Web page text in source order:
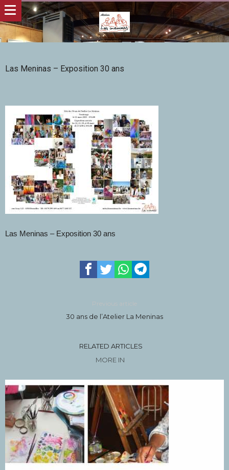
Las Meninas – Exposition 30 ans
Las Meninas – Exposition 30 ans
Previous article
30 ans de l’Atelier La Meninas
RELATED ARTICLES
MORE IN